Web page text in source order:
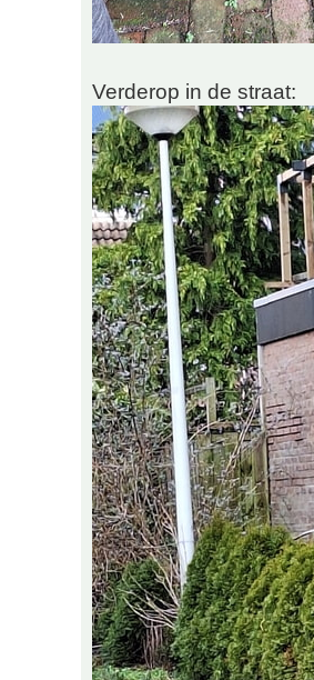
Verderop in de straat: